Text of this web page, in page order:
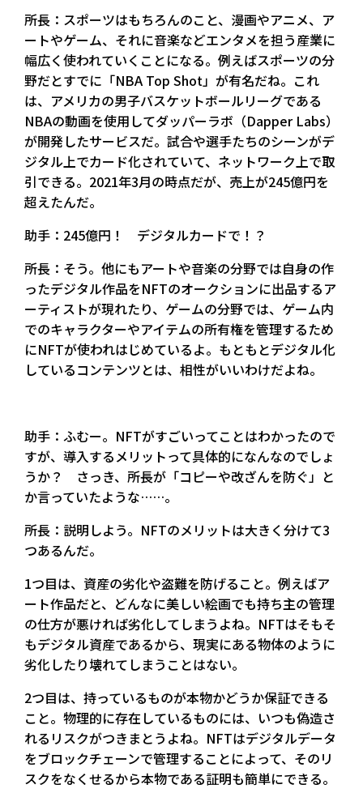
所長：スポーツはもちろんのこと、漫画やアニメ、ア
ートやゲーム、それに音楽などエンタメを担う産業に
幅広く使われていくことになる。例えばスポーツの分
野だとすでに「NBA Top Shot」が有名だね。これ
は、アメリカの男子バスケットボールリーグである
NBAの動画を使用してダッパーラボ（Dapper Labs）
が開発したサービスだ。試合や選手たちのシーンがデ
ジタル上でカード化されていて、ネットワーク上で取
引できる。2021年3月の時点だが、売上が245億円を
超えたんだ。
助手：245億円！ デジタルカードで！？
所長：そう。他にもアートや音楽の分野では自身の作
ったデジタル作品をNFTのオークションに出品するア
ーティストが現れたり、ゲームの分野では、ゲーム内
でのキャラクターやアイテムの所有権を管理するため
にNFTが使われはじめているよ。もともとデジタル化
しているコンテンツとは、相性がいいわけだよね。
助手：ふむー。NFTがすごいってことはわかったので
すが、導入するメリットって具体的になんなのでしょ
うか？ さっき、所長が「コピーや改ざんを防ぐ」と
か言っていたような……。
所長：説明しよう。NFTのメリットは大きく分けて3
つあるんだ。
1つ目は、資産の劣化や盗難を防げること。例えばア
ート作品だと、どんなに美しい絵画でも持ち主の管理
の仕方が悪ければ劣化してしまうよね。NFTはそもそ
もデジタル資産であるから、現実にある物体のように
劣化したり壊れてしまうことはない。
2つ目は、持っているものが本物かどうか保証できる
こと。物理的に存在しているものには、いつも偽造さ
れるリスクがつきまとうよね。NFTはデジタルデータ
をブロックチェーンで管理することによって、そのリ
スクをなくせるから本物である証明も簡単にできる。